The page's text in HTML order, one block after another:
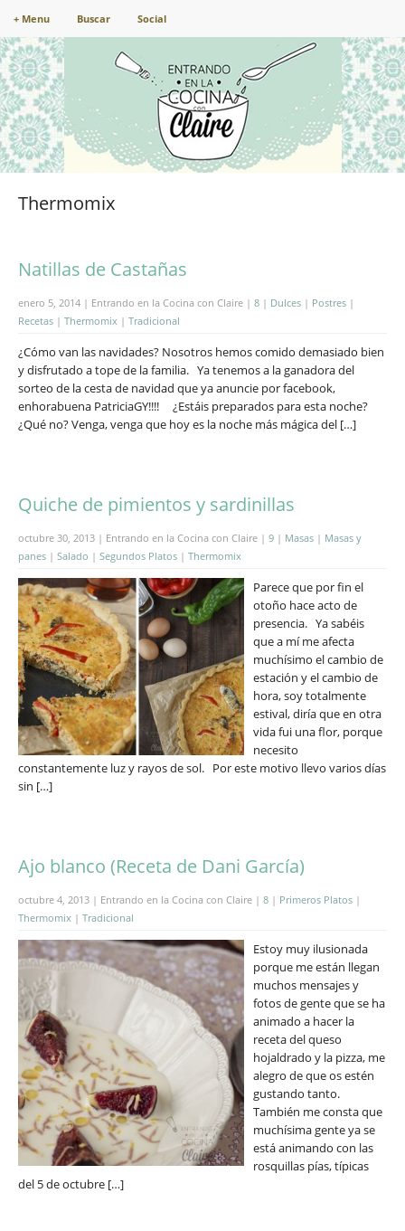
+ Menu Buscar Social
Thermomix
Natillas de Castañas
enero 5, 2014 | Entrando en la Cocina con Claire | 8 | Dulces | Postres |
Recetas | Thermomix | Tradicional
¿Cómo van las navidades? Nosotros hemos comido demasiado bien
y disfrutado a tope de la familia. Ya tenemos a la ganadora del
sorteo de la cesta de navidad que ya anuncie por facebook,
enhorabuena PatriciaGY!!!! ¿Estáis preparados para esta noche?
¿Qué no? Venga, venga que hoy es la noche más mágica del […]
Quiche de pimientos y sardinillas
octubre 30, 2013 | Entrando en la Cocina con Claire | 9 | Masas | Masas y
panes | Salado | Segundos Platos | Thermomix
Parece que por fin el
otoño hace acto de
presencia. Ya sabéis
que a mí me afecta
muchísimo el cambio de
estación y el cambio de
hora, soy totalmente
estival, diría que en otra
vida fui una flor, porque
necesito
constantemente luz y rayos de sol. Por este motivo llevo varios días
sin […]
Ajo blanco (Receta de Dani García)
octubre 4, 2013 | Entrando en la Cocina con Claire | 8 | Primeros Platos |
Thermomix | Tradicional
Estoy muy ilusionada
porque me están llegan
muchos mensajes y
fotos de gente que se ha
animado a hacer la
receta del queso
hojaldrado y la pizza, me
alegro de que os estén
gustando tanto.
También me consta que
muchísima gente ya se
está animando con las
rosquillas pías, típicas
del 5 de octubre […]